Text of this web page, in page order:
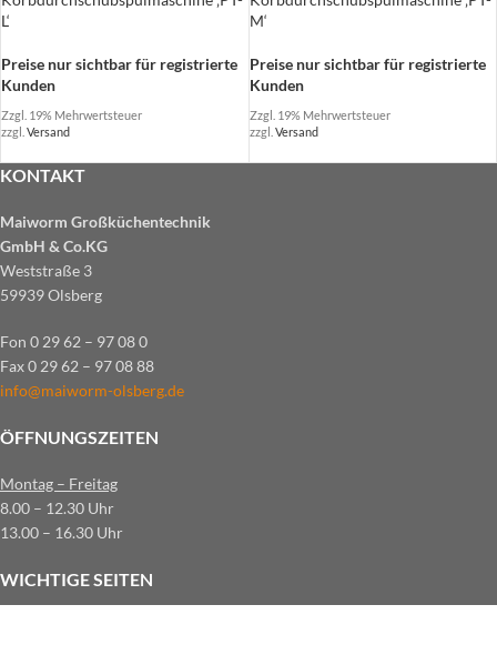
L‘
Preise nur sichtbar für registrierte
Kunden
Zzgl. 19% Mehrwertsteuer
zzgl. Versand
M‘
Preise nur sichtbar für registrierte
Kunden
Zzgl. 19% Mehrwertsteuer
zzgl. Versand
KONTAKT
Maiworm Großküchentechnik
GmbH & Co.KG
Weststraße 3
59939 Olsberg
Fon 0 29 62 – 97 08 0
Fax 0 29 62 – 97 08 88
info@maiworm-olsberg.de
ÖFFNUNGSZEITEN
Montag – Freitag
8.00 – 12.30 Uhr
13.00 – 16.30 Uhr
WICHTIGE SEITEN